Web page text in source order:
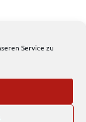
Service zu